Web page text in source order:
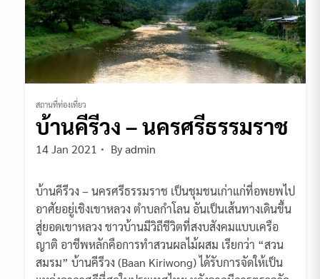
สถานที่ท่องเที่ยว
บ้านคีรีวง – นครศรีธรรมราช
14 Jan 2021 Byadmin
บ้านคีรีวง – นครศรีธรรมราช เป็นชุมชนเก่าแก่ที่อพยพไป
อาศัยอยู่เชิงเขาหลวง ตำบลกำโลน อันเป็นเส้นทางเดินขึ้น
สู่ยอดเขาหลวง ชาวบ้านมีวิถีชีวิตที่สงบสังคมแบบเครือ
ญาติ อาชีพหลักคือการทำสวนผลไม้ผสม เรียกว่า “สวน
สมรม” บ้านคีรีวง (Baan Kiriwong) ได้รับการจัดให้เป็น